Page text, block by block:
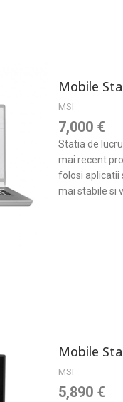
Mobile
MSI
7,000 €
Statia de
mai recent
folosi aplicatii
mai stabile si
Mobile
MSI
5,890 €